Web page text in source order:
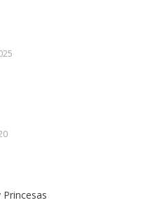
Princesas